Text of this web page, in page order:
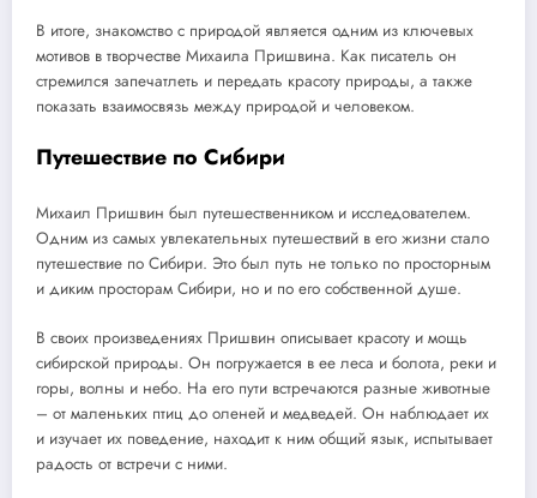
В итоге, знакомство с природой является одним из ключевых
мотивов в творчестве Михаила Пришвина. Как писатель он
стремился запечатлеть и передать красоту природы, а также
показать взаимосвязь между природой и человеком.
Путешествие по Сибири
Михаил Пришвин был путешественником и исследователем.
Одним из самых увлекательных путешествий в его жизни стало
путешествие по Сибири. Это был путь не только по просторным
и диким просторам Сибири, но и по его собственной душе.
В своих произведениях Пришвин описывает красоту и мощь
сибирской природы. Он погружается в ее леса и болота, реки и
горы, волны и небо. На его пути встречаются разные животные
– от маленьких птиц до оленей и медведей. Он наблюдает их
и изучает их поведение, находит к ним общий язык, испытывает
радость от встречи с ними.